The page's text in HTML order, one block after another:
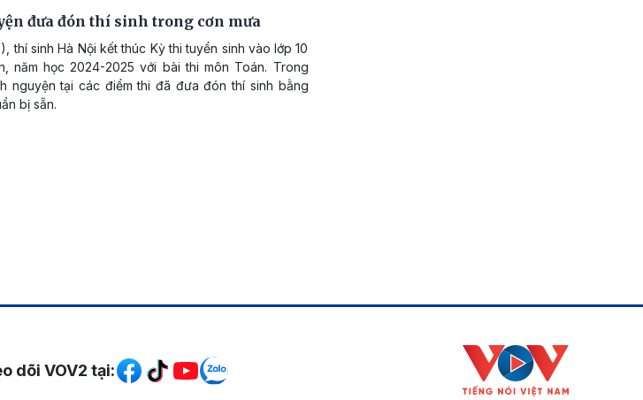
đưa đón thí sinh trong cơn mưa
thí sinh Hà Nội kết thúc Kỳ thi tuyển sinh vào lớp 10
năm học 2024-2025 với bài thi môn Toán. Trong
nguyện tại các điểm thi đã đưa đón thí sinh bằng
bị sẵn.
xã hội
dõi VOV2 tại: